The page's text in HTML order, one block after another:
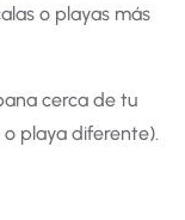
o playas más
cerca de tu
playa diferente).